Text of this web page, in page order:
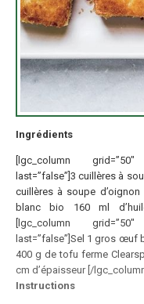
Ingrédients
[lgc_column grid=”50″
last=”false”]3 cuillères à
cuillères à soupe
blanc bio 160 ml
[lgc_column grid=”50″
last=”false”]Sel 1 gros
400 g de tofu ferme
cm d’épaisseur [/
Instructions